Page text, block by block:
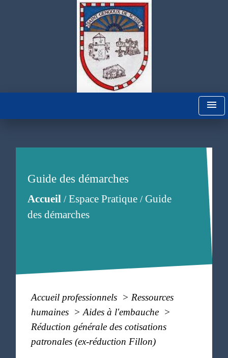
menu
Guide des démarches
Accueil/Espace Pratique/Guide
des démarches
Accueil professionnels > Ressources
humaines > Aides à l'embauche >
Réduction générale des cotisations
patronales (ex-réduction Fillon)